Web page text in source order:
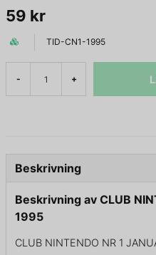
59 kr
TID-CN1-1995
- +
Beskrivning
Beskrivning av CLUB
1995
CLUB NINTENDO NR 1